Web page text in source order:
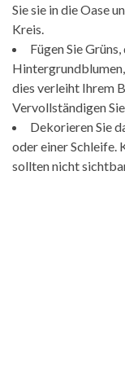
Sie sie in die Oase
Kreis.
Fügen Sie
dies verleiht Ihrem
Vervollständigen
Dekorieren Sie
oder einer Schleife.
sollten nicht